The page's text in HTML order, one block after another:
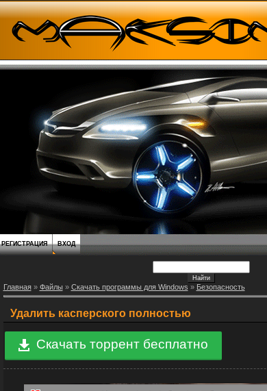
РЕГИСТРАЦИЯ ВХОД
Главная» Файлы » Скачать программы для Windows » Безопасность
Удалить касперского полностью
Скачать торрент бесплатно